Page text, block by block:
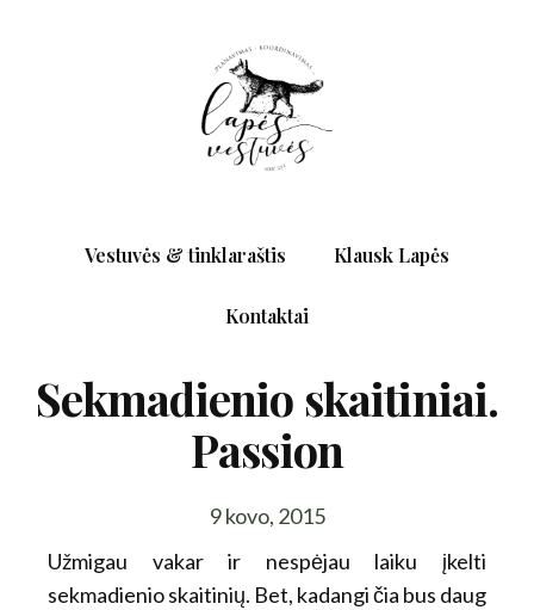
Vestuvės & tinklaraštis Klausk Lapės
Kontaktai
Sekmadienio skaitiniai.
Passion
9 kovo, 2015
Užmigau vakar ir nespėjau laiku įkelti
sekmadienio skaitinių. Bet, kadangi čia bus daug